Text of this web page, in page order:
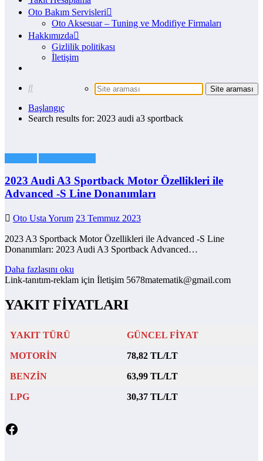
Oto Bakım Servisleri
Oto Aksesuar – Tuning ve Modifiye Firmaları
Hakkımızda
Gizlilik politikası
İletişim
Başlangıç
Search results for: 2023 audi a3 sportback
2023 Audi A3 Sportback Motor Özellikleri ile
Advanced -S Line Donanımları
Oto Usta Yorum 23 Temmuz 2023
2023 A3 Sportback Motor Özellikleri ile Advanced -S Line
Donanımları: 2023 Audi A3 Sportback Advanced…
Daha fazlasını oku
Link-tanıtım-reklam için İletişim 5678matematik@gmail.com
YAKIT FİYATLARI
YAKIT TÜRÜ GÜNCEL FİYAT
MOTORİN 78,82 TL/LT
BENZİN 63,99 TL/LT
LPG 30,37 TL/LT
Facebook